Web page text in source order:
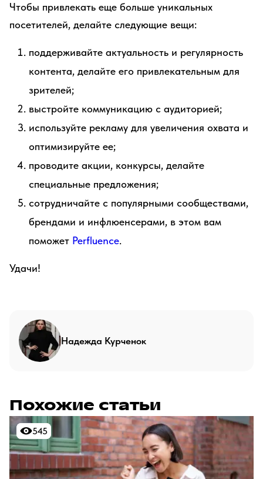
Чтобы привлекать еще больше уникальных
посетителей, делайте следующие вещи:
поддерживайте актуальность и регулярность
контента, делайте его привлекательным для
зрителей;
выстройте коммуникацию с аудиторией;
используйте рекламу для увеличения охвата и
оптимизируйте ее;
проводите акции, конкурсы, делайте
специальные предложения;
сотрудничайте с популярными сообществами,
брендами и инфлюенсерами, в этом вам
поможет Perfluence.
Удачи!
Надежда Курченок
Похожие статьи
545
545